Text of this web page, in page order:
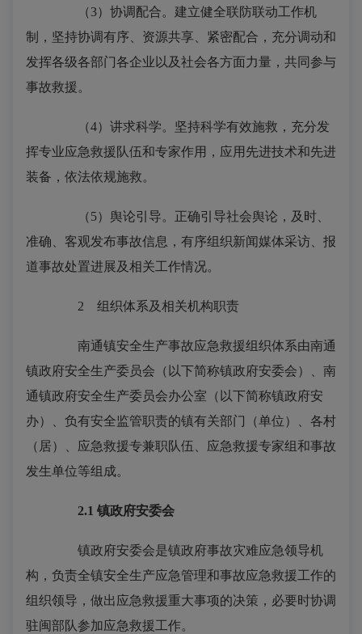
（3）协调配合。建立健全联防联动工作机
制，坚持协调有序、资源共享、紧密配合，充分调动和
发挥各级各部门各企业以及社会各方面力量，共同参与
事故救援。
（4）讲求科学。坚持科学有效施救，充分发
挥专业应急救援队伍和专家作用，应用先进技术和先进
装备，依法依规施救。
（5）舆论引导。正确引导社会舆论，及时、
准确、客观发布事故信息，有序组织新闻媒体采访、报
道事故处置进展及相关工作情况。
2 组织体系及相关机构职责
南通镇安全生产事故应急救援组织体系由南通
镇政府安全生产委员会（以下简称镇政府安委会）、南
通镇政府安全生产委员会办公室（以下简称镇政府安
办）、负有安全监管职责的镇有关部门（单位）、各村
（居）、应急救援专兼职队伍、应急救援专家组和事故
发生单位等组成。
2.1 镇政府安委会
镇政府安委会是镇政府事故灾难应急领导机
构，负责全镇安全生产应急管理和事故应急救援工作的
组织领导，做出应急救援重大事项的决策，必要时协调
驻闽部队参加应急救援工作。